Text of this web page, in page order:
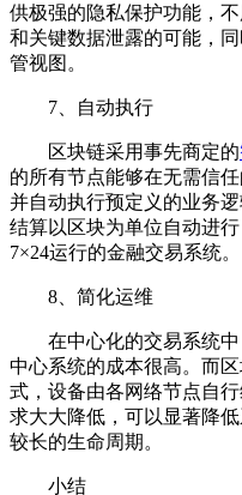
供极强的隐私保护功能，
和关键数据泄露的可能，
管视图。
7、自动执行
区块链采用事先商定的
的所有节点能够在无需信
并自动执行预定义的业务
结算以区块为单位自动进
7×24运行的金融交易系统。
8、简化运维
在中心化的交易系统中
中心系统的成本很高。而
式，设备由各网络节点自
求大大降低，可以显著降
较长的生命周期。
小结